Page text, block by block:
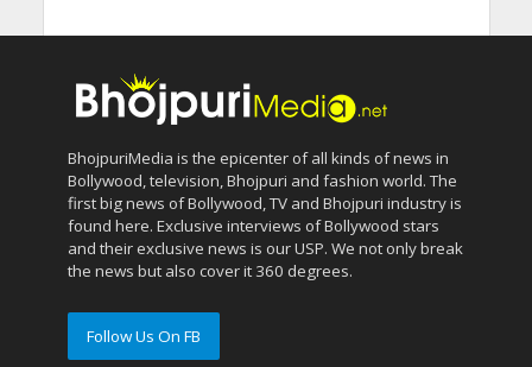
BhojpuriMedia is the epicenter of all kinds of news in
Bollywood, television, Bhojpuri and fashion world. The
first big news of Bollywood, TV and Bhojpuri industry is
found here. Exclusive interviews of Bollywood stars
and their exclusive news is our USP. We not only break
the news but also cover it 360 degrees.
Follow Us On FB